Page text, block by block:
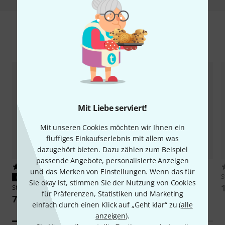
Mit Liebe serviert!
Mit unseren Cookies möchten wir Ihnen ein
fluffiges Einkaufserlebnis mit allem was
dazugehört bieten. Dazu zählen zum Beispiel
passende Angebote, personalisierte Anzeigen
und das Merken von Einstellungen. Wenn das für
Sie okay ist, stimmen Sie der Nutzung von Cookies
für Präferenzen, Statistiken und Marketing
einfach durch einen Klick auf „Geht klar“ zu (alle
anzeigen).
Zubehör & passende Artikel
PASST GARANTIERT
StairvilleBarndoor for PAR 16 BK
7,50 €
StairvillePAR 16 GU10 black
Bundle
42 €